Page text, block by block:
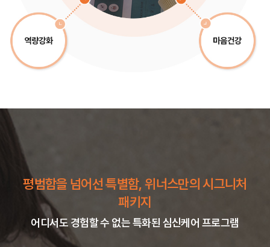
평범함을 넘어선 특별함, 위너스만의 시그니처
패키지
어디서도 경험할 수 없는 특화된 심신케어 프로그램